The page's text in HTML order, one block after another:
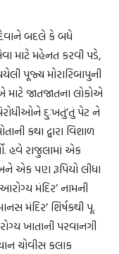
બદલે કે બધે
માટે મહેનત કરવી પડે,
પૂજ્ય મોરારિબાપુની
માટે જાતજાતના લોકોએ
દુઃખતું’તું પેટ ને
કથા દ્વારા વિશાળ
હવે રાજુલામાં એક
એક પણ રૂપિયો લીધા
મંદિર’ નામની
મંદિર’ શિર્ષકથી પૂ.
ખાતાની પરવાનગી
ચોવીસ કલાક